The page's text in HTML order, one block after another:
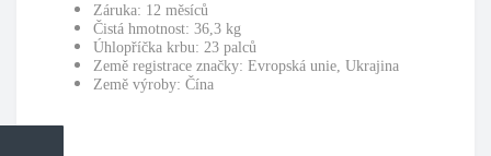
Záruka: 12 měsíců
Čistá hmotnost: 36,3 kg
Úhlopříčka krbu: 23 palců
Země registrace značky: Evropská unie, Ukrajina
Země výroby: Čína